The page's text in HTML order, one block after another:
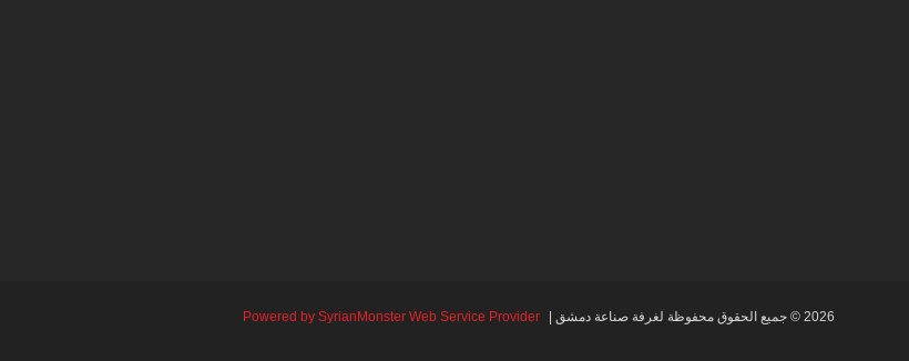
2026 © جميع الحقوق محفوظة لغرفة صناعة دمشق | Powered by SyrianMonster Web Service Provider